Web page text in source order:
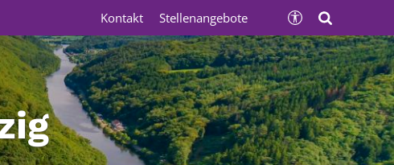
Kontakt Stellenangebote